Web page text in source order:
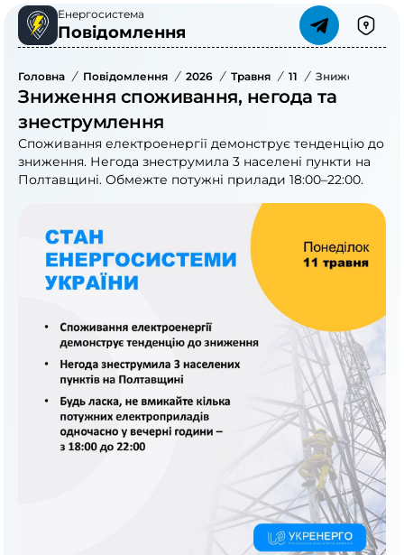
Енергосистема
Повідомлення
Головна / Повідомлення / 2026 / Травня / 11 / Зниження
Зниження споживання, негода та
знеструмлення
Споживання електроенергії демонструє тенденцію до
зниження. Негода знеструмила 3 населені пункти на
Полтавщині. Обмежте потужні прилади 18:00–22:00.